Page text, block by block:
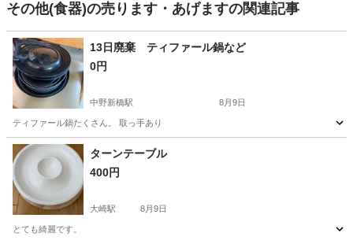
その他(食器)の売ります・あげますの関連記事
13日廃棄 ティファール鍋など
0円
中野新橋駅 8月9日
ティファール鍋たくさん。 取っ手あり
東京 中野区
ターンテーブル
400円
大崎駅 8月9日
とても綺麗です。